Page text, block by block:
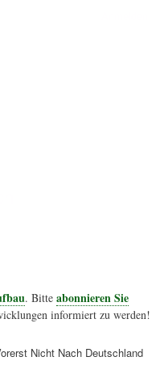
. Bitte abonnieren Sie
informiert zu werden!
Nicht Nach Deutschland